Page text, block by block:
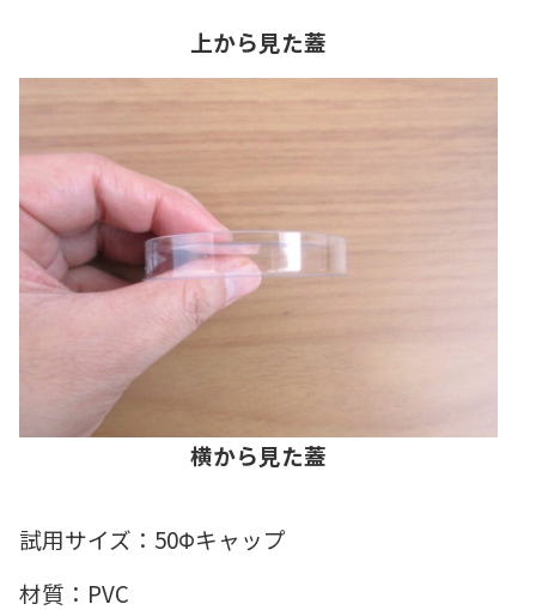
上から見た蓋
横から見た蓋
試用サイズ：50Φキャップ
材質：PVC